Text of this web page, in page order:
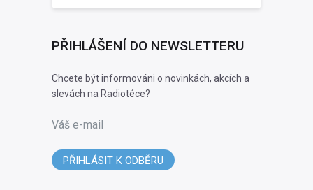
PŘIHLÁŠENÍ DO NEWSLETTERU
Chcete být informováni o novinkách, akcích a
slevách na Radiotéce?
Váš e-mail
PŘIHLÁSIT K ODBĚRU